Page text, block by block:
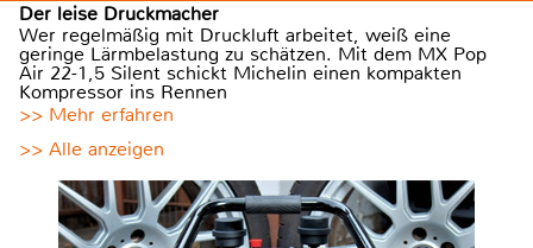
Der leise Druckmacher
Wer regelmäßig mit Druckluft arbeitet, weiß eine
geringe Lärmbelastung zu schätzen. Mit dem MX Pop
Air 22-1,5 Silent schickt Michelin einen kompakten
Kompressor ins Rennen
>> Mehr erfahren
>> Alle anzeigen